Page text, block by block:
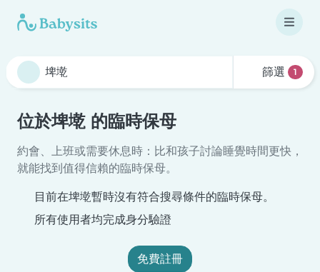
篩選 1
位於埤墘 的臨時保母
約會、上班或需要休息時：比和孩子討論睡覺時間更快，
就能找到值得信賴的臨時保母。
目前在埤墘暫時沒有符合搜尋條件的臨時保母。
所有使用者均完成身分驗證
免費註冊